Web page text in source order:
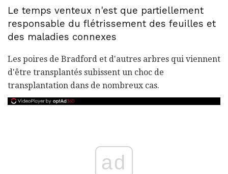
Le temps venteux n'est que partiellement
responsable du flétrissement des feuilles et
des maladies connexes
Les poires de Bradford et d'autres arbres qui viennent
d'être transplantés subissent un choc de
transplantation dans de nombreux cas.
ad